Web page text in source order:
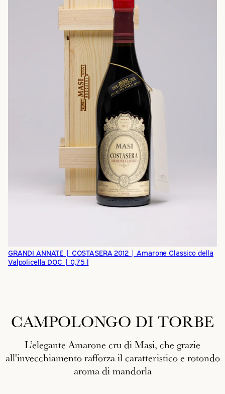
GRANDI ANNATE | COSTASERA 2012 | Amarone Classico della
Valpolicella DOC | 0,75 l
CAMPOLONGO DI TORBE
L’elegante Amarone cru di Masi, che grazie
all'invecchiamento rafforza il caratteristico e rotondo
aroma di mandorla